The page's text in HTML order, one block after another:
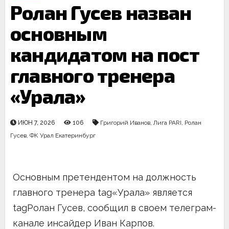
Ролан Гусев назван
основным
кандидатом на пост
главного тренера
«Урала»
ИЮН 7, 2026 106 Григорий Иванов, Лига PARI, Ролан
Гусев, ФК Урал Екатеринбург
Основным претендентом на должность
главного тренера tag«Урала» является
tagРолан Гусев, сообщил в своем телеграм-
канале инсайдер Иван Карпов.